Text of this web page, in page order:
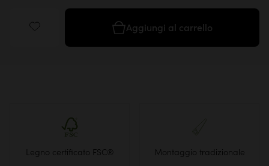
Aggiungi al carrello
Legno certificato FSC® Montaggio tradizionale